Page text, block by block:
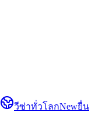
วีซ่าทั่วโลกNewยื่น